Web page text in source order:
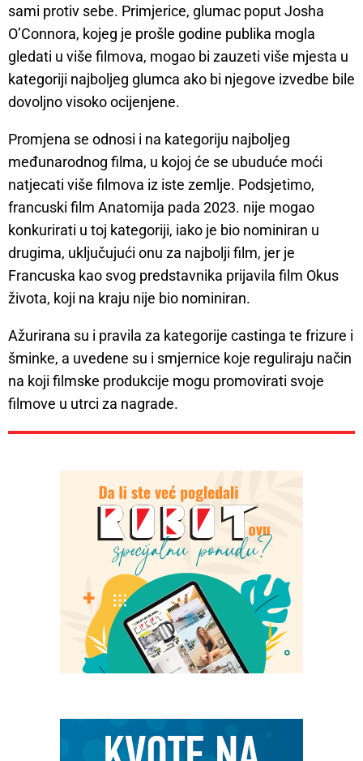
sami protiv sebe. Primjerice, glumac poput Josha
O’Connora, kojeg je prošle godine publika mogla
gledati u više filmova, mogao bi zauzeti više mjesta u
kategoriji najboljeg glumca ako bi njegove izvedbe bile
dovoljno visoko ocijenjene.
Promjena se odnosi i na kategoriju najboljeg
međunarodnog filma, u kojoj će se ubuduće moći
natjecati više filmova iz iste zemlje. Podsjetimo,
francuski film Anatomija pada 2023. nije mogao
konkurirati u toj kategoriji, iako je bio nominiran u
drugima, uključujući onu za najbolji film, jer je
Francuska kao svog predstavnika prijavila film Okus
života, koji na kraju nije bio nominiran.
Ažurirana su i pravila za kategorije castinga te frizure i
šminke, a uvedene su i smjernice koje reguliraju način
na koji filmske produkcije mogu promovirati svoje
filmove u utrci za nagrade.